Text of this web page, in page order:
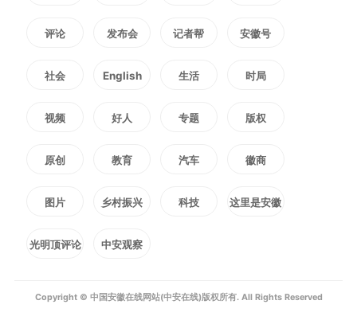
评论 发布会 记者帮 安徽号
社会 English 生活 时局
视频 好人 专题 版权
原创 教育 汽车 徽商
图片 乡村振兴 科技 这里是安徽
光明顶评论 中安观察
Copyright © 中国安徽在线网站(中安在线)版权所有. All Rights Reserved